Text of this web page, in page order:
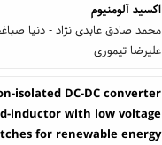
اکسید آلومنیوم
محمد صادق عابدی نژاد - دنیا
علیرضا تیموری
isolated DC-DC converter
inductor with low voltage
for renewable energy